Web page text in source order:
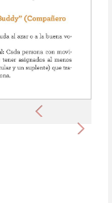
Anterior